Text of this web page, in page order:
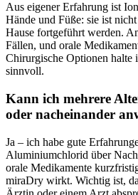
Aus eigener Erfahrung ⁢ist
Hände​ und Füße: ⁤sie ‌ist
Hause ‌fortgeführt werden.‌
Fällen, ‌und‍ orale
Chirurgische Optionen ‍halte
sinnvoll.
Kann ‌ich mehrere
oder⁤ nacheinander
Ja – ich habe⁢ gute
Aluminiumchlorid über
orale Medikamente
miraDry wirkt. Wichtig ist,